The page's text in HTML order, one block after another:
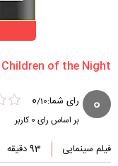
0 رای شما: 0/10
بر اساس رای 0کاربر
فیلم سینمایی 93 دقیقه